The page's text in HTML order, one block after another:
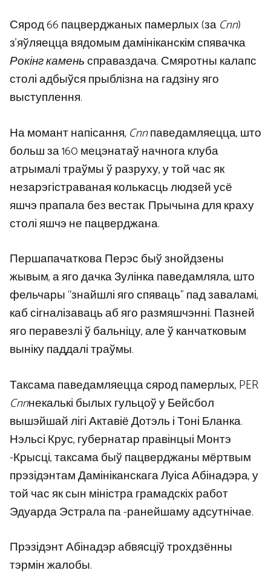
Сярод 66 пацверджаных памерлых (заCnn)
з’яўляецца вядомым дамініканскім спявачка
Рокінг каменьсправаздача. Смяротны калапс
столі адбыўся прыблізна на гадзіну яго
выступлення.
На момант напісання, Cnnпаведамляецца, што
больш за 160 мецэнатаў начнога клуба
атрымалі траўмы ў разруху, у той час як
незарэгістраваная колькасць людзей усё
яшчэ прапала без вестак. Прычына для краху
столі яшчэ не пацверджана.
Першапачаткова Перэс быў знойдзены
жывым, а яго дачка Зулінка паведамляла, што
фельчары “знайшлі яго спяваць” пад заваламі,
каб сігналізаваць аб яго размяшчэнні. Пазней
яго перавезлі ў бальніцу, але ў канчатковым
выніку паддалі траўмы.
Таксама паведамляецца сярод памерлых, PER
Cnnнекалькі былых гульцоў у Бейсбол
вышэйшай лігі Актавіё Дотэль і Тоні Бланка.
Нэльсі Крус, губернатар правінцыі Монтэ
-Крысці, таксама быў пацверджаны мёртвым
прэзідэнтам Дамініканскага Луіса Абінадэра, у
той час як сын міністра грамадскіх работ
Эдуарда Эстрала па -ранейшаму адсутнічае.
Прэзідэнт Абінадэр абвясціў трохдзённы
тэрмін жалобы.